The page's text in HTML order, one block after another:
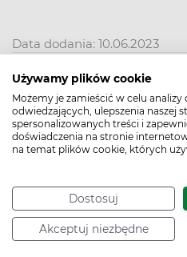
Używamy plików cookie
Możemy je zamieścić w celu
odwiedzających, ulepszenia naszej
spersonalizowanych treści i
doświadczenia na stronie
na temat plików cookie, których
Dostosuj
Akceptuj niezbędne
Data dodania: 10.06.2023
Poznaj